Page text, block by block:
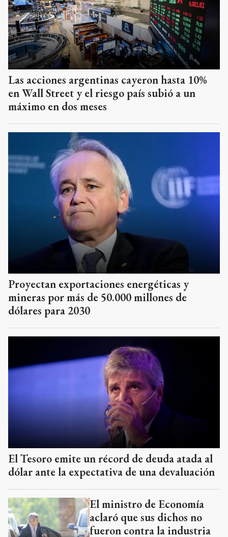
Las acciones argentinas cayeron hasta 10%
en Wall Street y el riesgo país subió a un
máximo en dos meses
Proyectan exportaciones energéticas y
mineras por más de 50.000 millones de
dólares para 2030
El Tesoro emite un récord de deuda atada al
dólar ante la expectativa de una devaluación
El ministro de Economía
aclaró que sus dichos no
fueron contra la industria